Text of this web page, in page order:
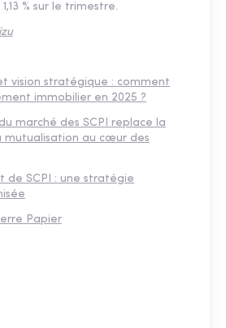
% sur le trimestre.
vision stratégique : comment
immobilier en 2025 ?
marché des SCPI replace la
mutualisation au cœur des
de SCPI : une stratégie
Papier